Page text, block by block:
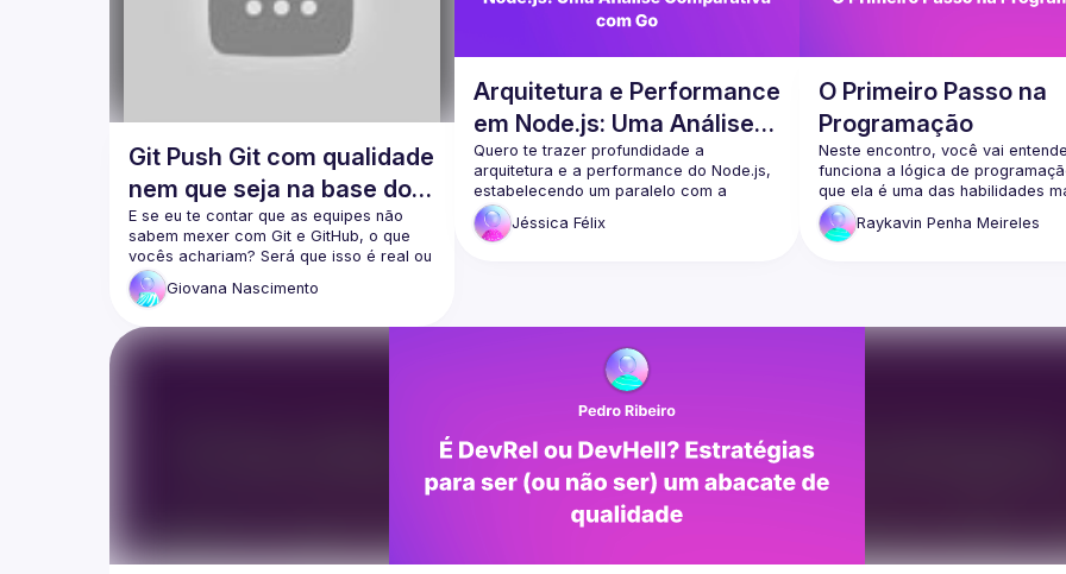
Git Push Git com qualidade
nem que seja na base do -
-force
E se eu te contar que as equipes não
sabem mexer com Git e GitHub, o que
vocês achariam? Será que isso é real ou
uma fake news? Pois vou mostrar que
sim, a grande maioria das equipes
boas práticas de Git e GitHub na prática.
Giovana Nascimento
Arquitetura e Performance
em Node.js: Uma Análise
Comparativa com Go
Quero te trazer profundidade a
arquitetura e a performance do Node.js,
estabelecendo um paralelo com a
linguagem Go. Pontos como arquitetura
Event-Driven vs. Goroutines,
Jéssica Félix
O Primeiro Passo na
Programação
Neste encontro, você vai
funciona a lógica de
que ela é uma das habilidades
valiosas do mundo atual. Tudo
apresentado de forma simples,
Raykavin Penha Meireles